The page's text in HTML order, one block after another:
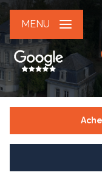
MENU